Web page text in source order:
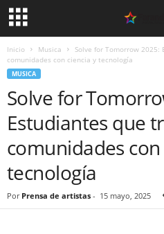
Inicio Musica
Solve for Tomorrow
comunidades con ciencia y tecnología
MUSICA
Solve for
Estudiantes que
comunidades
tecnología
Por Prensa de artistas - 15 mayo, 2025